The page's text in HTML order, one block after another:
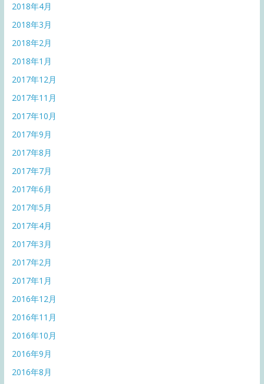
2018年4月
2018年3月
2018年2月
2018年1月
2017年12月
2017年11月
2017年10月
2017年9月
2017年8月
2017年7月
2017年6月
2017年5月
2017年4月
2017年3月
2017年2月
2017年1月
2016年12月
2016年11月
2016年10月
2016年9月
2016年8月